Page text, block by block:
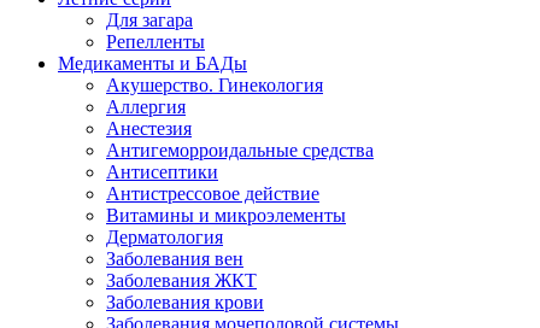
Для загара
Репелленты
Медикаменты и БАДы
Акушерство. Гинекология
Аллергия
Анестезия
Антигеморроидальные средства
Антисептики
Антистрессовое действие
Витамины и микроэлементы
Дерматология
Заболевания вен
Заболевания ЖКТ
Заболевания крови
Заболевания мочеполовой системы